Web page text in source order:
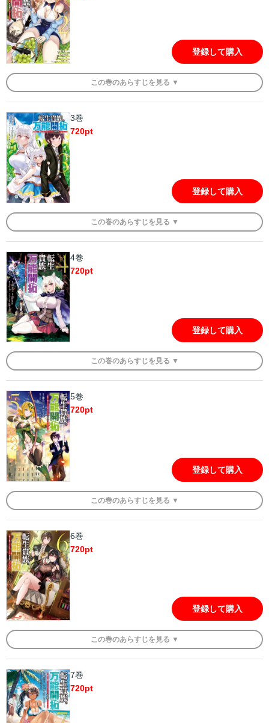
登録して購入
この巻のあらすじを 見る ▼
3巻
720pt
登録して購入
この巻のあらすじを 見る ▼
4巻
720pt
登録して購入
この巻のあらすじを 見る ▼
5巻
720pt
登録して購入
この巻のあらすじを 見る ▼
6巻
720pt
登録して購入
この巻のあらすじを 見る ▼
7巻
720pt